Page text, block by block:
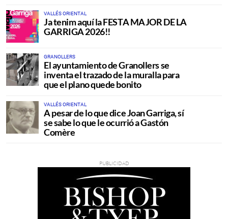
VALLÉS ORIENTAL
Ja tenim aquí la FESTA MAJOR DE LA
GARRIGA 2026!!
GRANOLLERS
El ayuntamiento de Granollers se
inventa el trazado de la muralla para
que el plano quede bonito
VALLÉS ORIENTAL
A pesar de lo que dice Joan Garriga, sí
se sabe lo que le ocurrió a Gastón
Comère